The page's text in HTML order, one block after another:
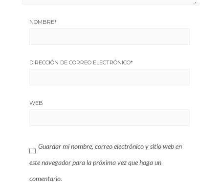
NOMBRE*
DIRECCIÓN DE CORREO ELECTRÓNICO*
WEB
Guardar mi nombre, correo electrónico y sitio web en
este navegador para la próxima vez que haga un
comentario.